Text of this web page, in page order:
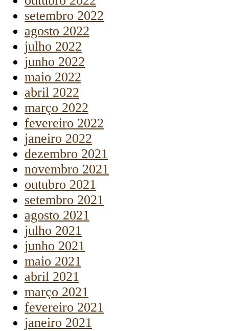
setembro 2022
agosto 2022
julho 2022
junho 2022
maio 2022
abril 2022
março 2022
fevereiro 2022
janeiro 2022
dezembro 2021
novembro 2021
outubro 2021
setembro 2021
agosto 2021
julho 2021
junho 2021
maio 2021
abril 2021
março 2021
fevereiro 2021
janeiro 2021